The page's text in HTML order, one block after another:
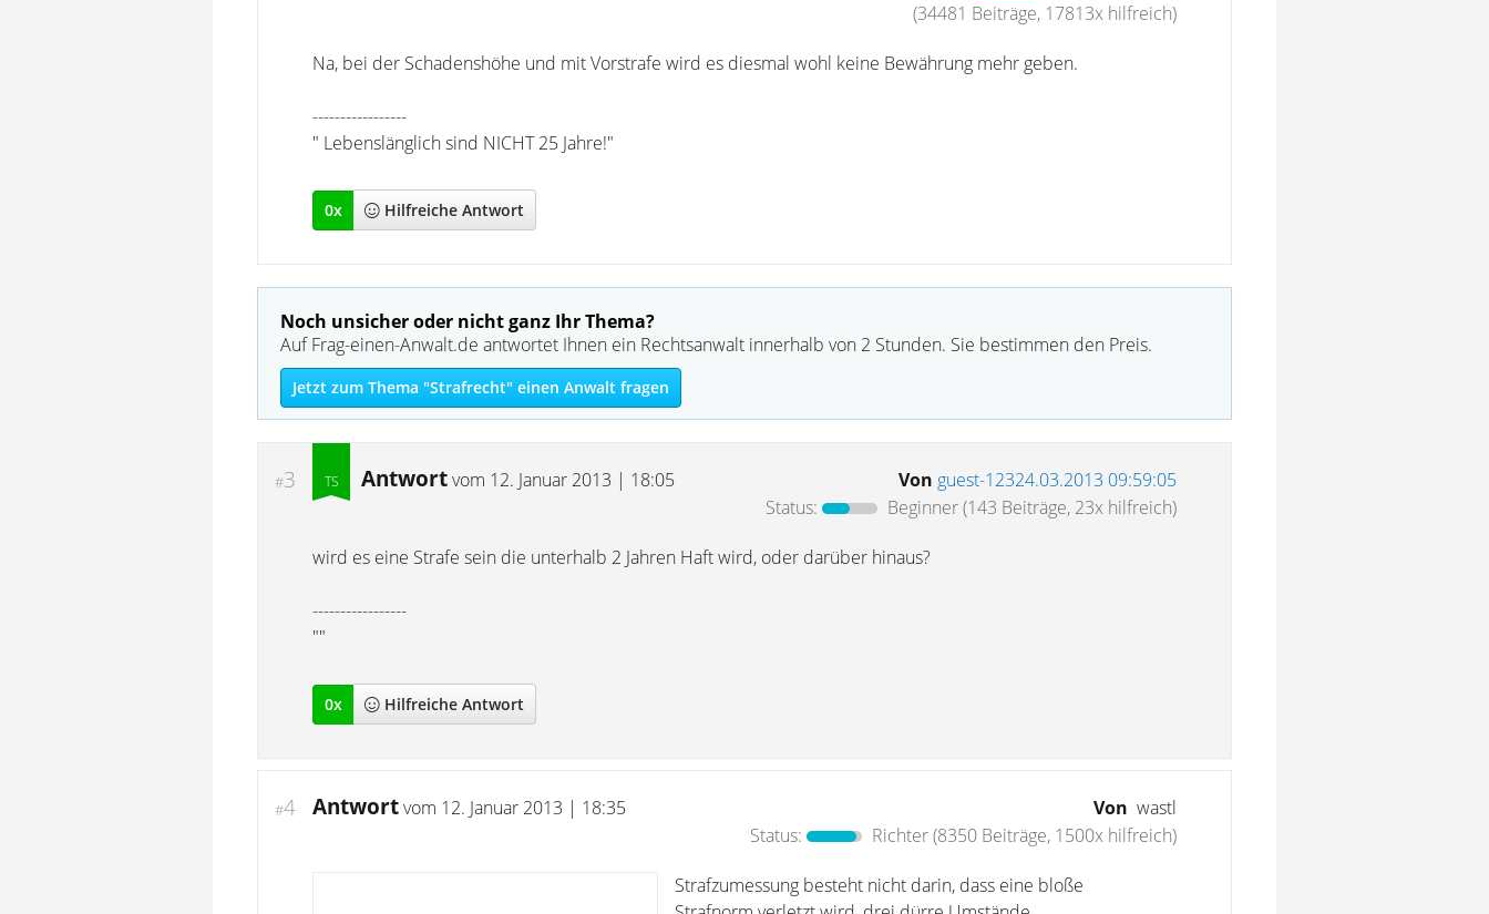
(34481 Beiträge, 17813x hilfreich)
Na, bei der Schadenshöhe und mit Vorstrafe wird es diesmal wohl keine Bewährung mehr geben.
-----------------
" Lebenslänglich sind NICHT 25 Jahre!"
0x Hilfreiche Antwort
Noch unsicher oder nicht ganz Ihr Thema?
Auf Frag-einen-Anwalt.de antwortet Ihnen ein Rechtsanwalt innerhalb von 2 Stunden. Sie bestimmen den Preis.
Jetzt zum Thema "Strafrecht" einen Anwalt fragen
#3 Antwortvom 12. Januar 2013 | 18:05 Von guest-12324.03.2013 09:59:05
Status:
Beginner(143 Beiträge, 23x hilfreich)
wird es eine Strafe sein die unterhalb 2 Jahren Haft wird, oder darüber hinaus?
-----------------
""
0x Hilfreiche Antwort
#4 Antwortvom 12. Januar 2013 | 18:35 Von wastl
Status:
Richter(8350 Beiträge, 1500x hilfreich)
Strafzumessung besteht nicht darin, dass eine bloße